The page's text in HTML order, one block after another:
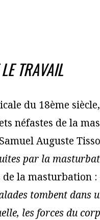
TRAVAIL
du 18ème
néfastes de la
Auguste
par la
la masturbation :
tombent dans
les forces du